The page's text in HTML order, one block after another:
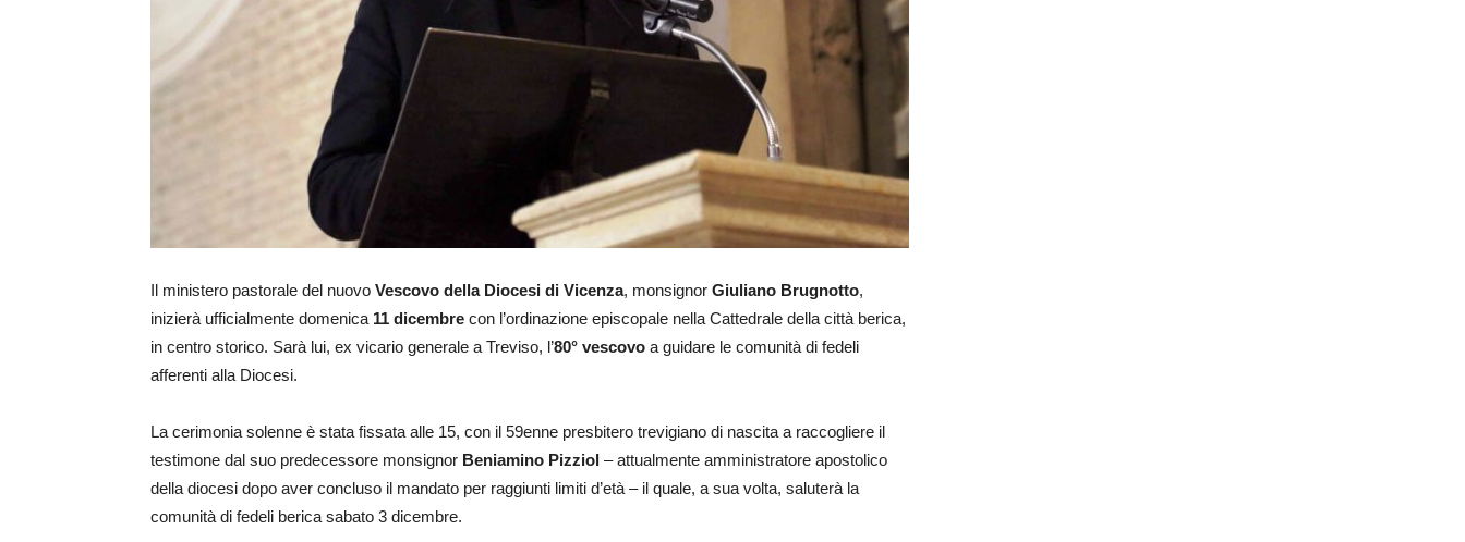
Il ministero pastorale del nuovo Vescovo della Diocesi di Vicenza, monsignor Giuliano Brugnotto,
inizierà ufficialmente domenica 11 dicembre con l’ordinazione episcopale nella Cattedrale della città berica,
in centro storico. Sarà lui, ex vicario generale a Treviso, l’80° vescovo a guidare le comunità di fedeli
afferenti alla Diocesi.
La cerimonia solenne è stata fissata alle 15, con il 59enne presbitero trevigiano di nascita a raccogliere il
testimone dal suo predecessore monsignor Beniamino Pizziol – attualmente amministratore apostolico
della diocesi dopo aver concluso il mandato per raggiunti limiti d’età – il quale, a sua volta, saluterà la
comunità di fedeli berica sabato 3 dicembre.